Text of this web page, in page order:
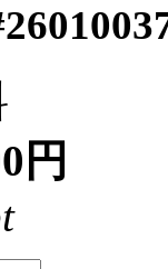
円